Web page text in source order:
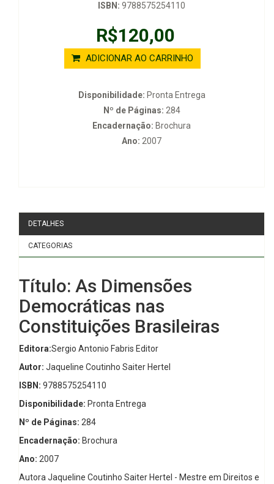
ISBN: 9788575254110
R$120,00
ADICIONAR AO CARRINHO
Disponibilidade: Pronta Entrega
Nº de Páginas: 284
Encadernação: Brochura
Ano: 2007
DETALHES
CATEGORIAS
Título: As Dimensões
Democráticas nas
Constituições Brasileiras
Editora:Sergio Antonio Fabris Editor
Autor: Jaqueline Coutinho Saiter Hertel
ISBN: 9788575254110
Disponibilidade: Pronta Entrega
Nº de Páginas: 284
Encadernação: Brochura
Ano: 2007
Autora Jaqueline Coutinho Saiter Hertel - Mestre em Direitos e